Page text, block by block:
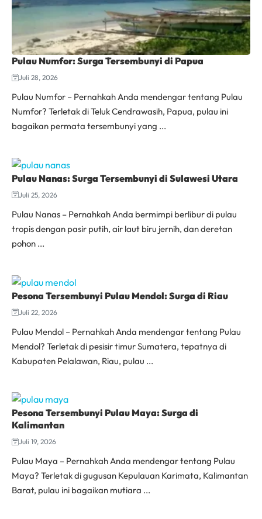
Pulau Numfor: Surga Tersembunyi di Papua
Juli 28, 2026
Pulau Numfor – Pernahkah Anda mendengar tentang Pulau
Numfor? Terletak di Teluk Cendrawasih, Papua, pulau ini
bagaikan permata tersembunyi yang ...
Pulau Nanas: Surga Tersembunyi di Sulawesi Utara
Juli 25, 2026
Pulau Nanas – Pernahkah Anda bermimpi berlibur di pulau
tropis dengan pasir putih, air laut biru jernih, dan deretan
pohon ...
Pesona Tersembunyi Pulau Mendol: Surga di Riau
Juli 22, 2026
Pulau Mendol – Pernahkah Anda mendengar tentang Pulau
Mendol? Terletak di pesisir timur Sumatera, tepatnya di
Kabupaten Pelalawan, Riau, pulau ...
Pesona Tersembunyi Pulau Maya: Surga di
Kalimantan
Juli 19, 2026
Pulau Maya – Pernahkah Anda mendengar tentang Pulau
Maya? Terletak di gugusan Kepulauan Karimata, Kalimantan
Barat, pulau ini bagaikan mutiara ...